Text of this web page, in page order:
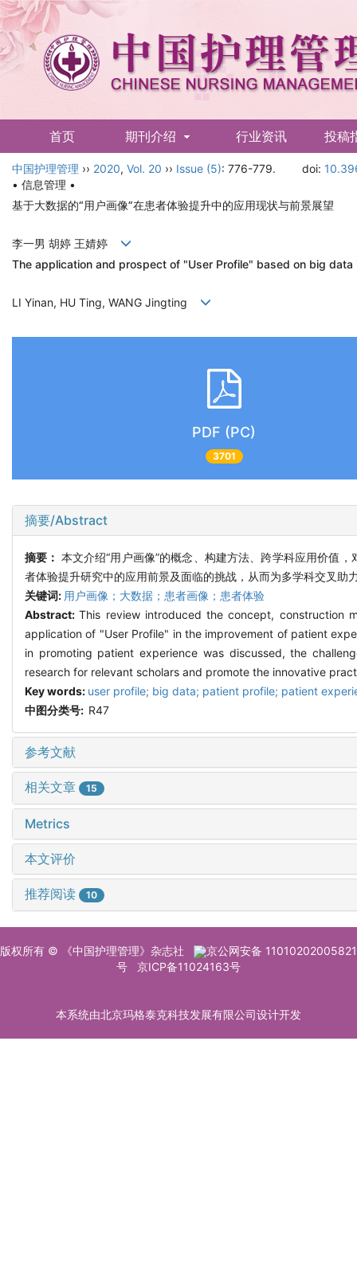
首页 期刊介绍 行业资讯 投稿
English
中国护理管理 ›› 2020, Vol. 20 ›› Issue (5): 776-779. doi:
• 信息管理 •
基于大数据的“用户画像”在患者体验提升中的应用现状与前景展望
李一男 胡婷 王婧婷
The application and prospect of "User Profile" based on big
LI Yinan, HU Ting, WANG Jingting
PDF (PC)
3701
摘要/Abstract
摘要： 本文介绍“用户画像”的概念、构建方法、跨学科应用价值
者体验提升研究中的应用前景及面临的挑战，从而为多学科交叉
关键词: 用户画像；大数据；患者画像；患者体验
Abstract:This review introduced the concept, construction
application of "User Profile" in the improvement of patient
in promoting patient experience was discussed, the
research for relevant scholars and promote the innovative
Key words: user profile; big data; patient profile; patient
中图分类号: R47
参考文献
相关文章 15
Metrics
本文评价
推荐阅读 10
版权所有 © 《中国护理管理》杂志社
京公网安备 11010202005821
号
京ICP备11024163号
本系统由北京玛格泰克科技发展有限公司设计开发